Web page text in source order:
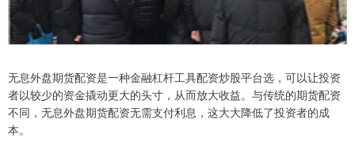
无息外盘期货配资是一种金融杠杆工具配资炒股平台选，可以让投资
者以较少的资金撬动更大的头寸，从而放大收益。与传统的期货配资
不同，无息外盘期货配资无需支付利息，这大大降低了投资者的成
本。